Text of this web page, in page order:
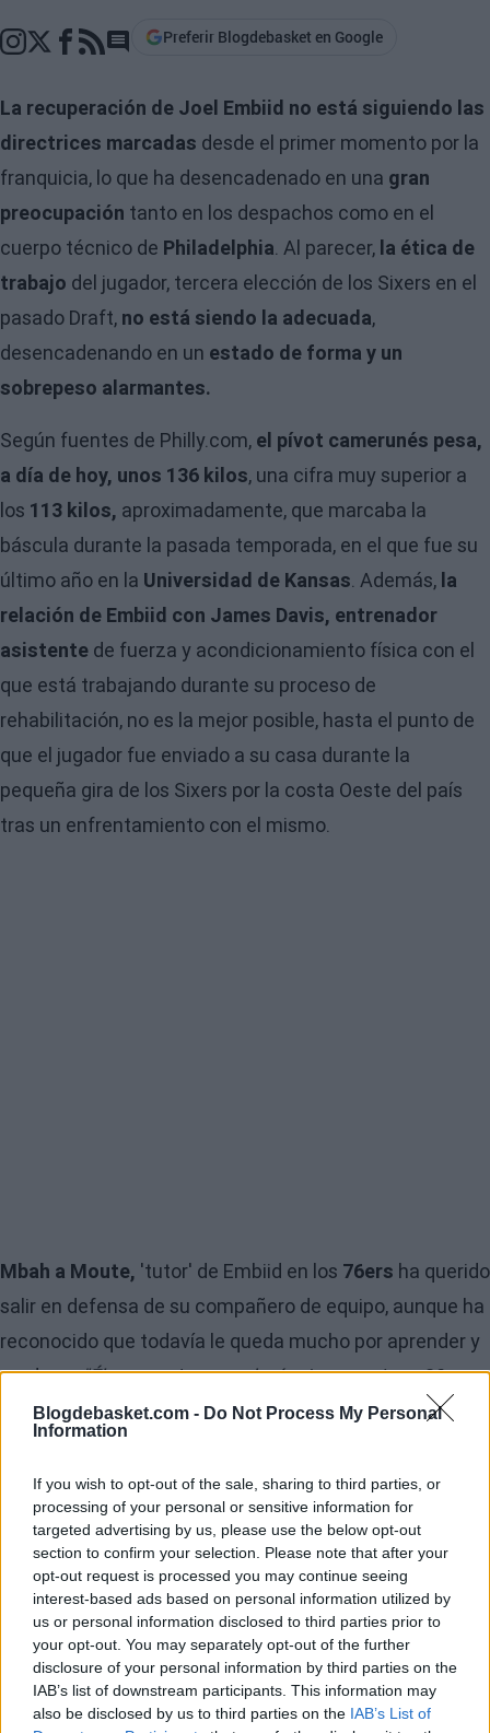
Blogdebasket.com - Do Not Process My Personal
Information
If you wish to opt-out of the sale, sharing to third parties, or
processing of your personal or sensitive information for
targeted advertising by us, please use the below opt-out
section to confirm your selection. Please note that after your
opt-out request is processed you may continue seeing
interest-based ads based on personal information utilized by
us or personal information disclosed to third parties prior to
your opt-out. You may separately opt-out of the further
disclosure of your personal information by third parties on the
IAB’s list of downstream participants. This information may
also be disclosed by us to third parties on the IAB’s List of
Go to comments section
Preferir Blogdebasket en Google
La recuperación de Joel Embiid no está siguiendo las
directrices marcadas desde el primer momento por la
franquicia, lo que ha desencadenado en una gran
preocupación tanto en los despachos como en el
cuerpo técnico de Philadelphia. Al parecer, la ética de
trabajo del jugador, tercera elección de los Sixers en el
pasado Draft, no está siendo la adecuada,
desencadenando en un estado de forma y un
sobrepeso alarmantes.
Según fuentes de Philly.com, el pívot camerunés pesa,
a día de hoy, unos 136 kilos, una cifra muy superior a
los 113 kilos, aproximadamente, que marcaba la
báscula durante la pasada temporada, en el que fue su
último año en la Universidad de Kansas. Además, la
relación de Embiid con James Davis, entrenador
asistente de fuerza y acondicionamiento física con el
que está trabajando durante su proceso de
rehabilitación, no es la mejor posible, hasta el punto de
que el jugador fue enviado a su casa durante la
pequeña gira de los Sixers por la costa Oeste del país
tras un enfrentamiento con el mismo.
Mbah a Moute, 'tutor' de Embiid en los 76ers ha querido
salir en defensa de su compañero de equipo, aunque ha
reconocido que todavía le queda mucho por aprender y
madurar."Él es muy joven todavía. Apenas tiene 20
años.Es un chaval que está intentando encontrar su
vida en general. Tiene mucho que aprender.
Obviamente,a veces da muestras de su inmadurez
sus tweets, pero hay que entender que está teniendo
que vivir algo muy duro con su lesión. Es un buen chico."
Realmente, la vida deEmbiiddurante el último año no
ha sido nada fácil. A sugrave lesiónhay que sumarle la
gran lejanía existente con su país natal,Camerún, de